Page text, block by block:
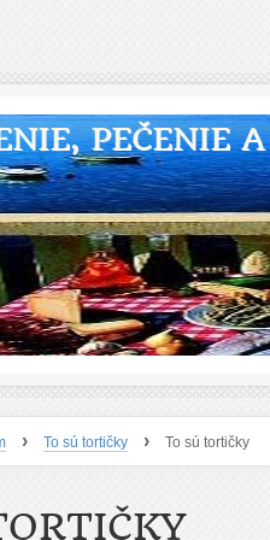
PEČENIE
› To sú tortičky › To sú tortičky